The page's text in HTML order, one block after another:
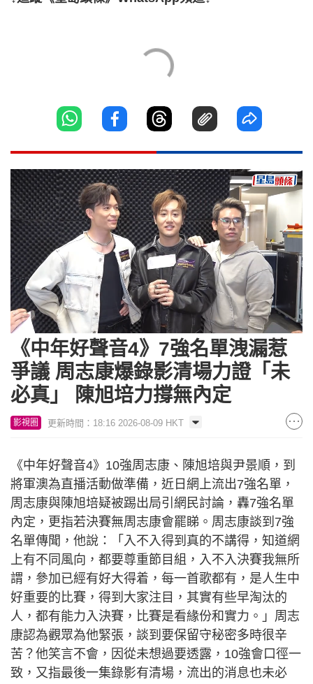
Unmute Loaded
6.39%
《中年好聲音4》7強名單洩漏惹
爭議 周志康爆錄影清場力證「未
必真」 陳旭培力撐無內定
影視圈 更新時間：18:16 2026-08-09 HKT
《中年好聲音4》10強周志康、陳旭培與尹景順，到
將軍澳為直播活動做準備，近日網上流出7強名單，
周志康與陳旭培疑被踢出局引網民討論，轟7強名單
內定，更指若決賽無周志康會罷睇。周志康談到7強
名單傳聞，他說：「入不入得到真的不講得，知道網
上有不同風向，都要尊重節目組，入不入決賽我無所
謂，參加已經有好大得着，每一首歌都有，是人生中
好重要的比賽，得到大家注目，其實有些早淘汰的
人，都有能力入決賽，比賽是看緣份和實力。」周志
康認為觀眾為他緊張，談到要保留守秘密多時很辛
苦？他笑言不會，因從未想過要透露，10強會口徑一
致，又指最後一集錄影有清場，流出的消息也未必